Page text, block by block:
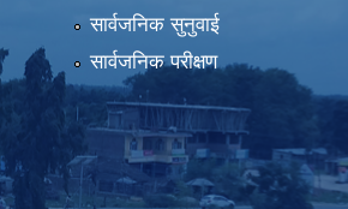
सार्वजनिक सुनुवाई
सार्वजनिक परीक्षण